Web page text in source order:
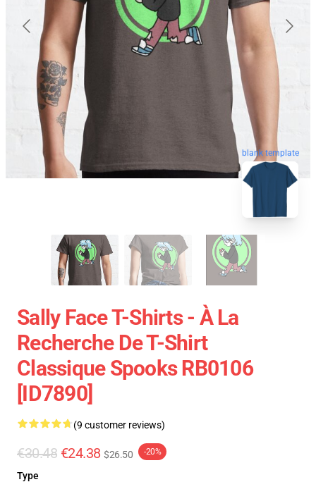
blank template
Sally Face T-Shirts - À La
Recherche De T-Shirt
Classique Spooks RB0106
[ID7890]
(9 customer reviews)
€30.48 €24.38 $26.50 -20%
Type